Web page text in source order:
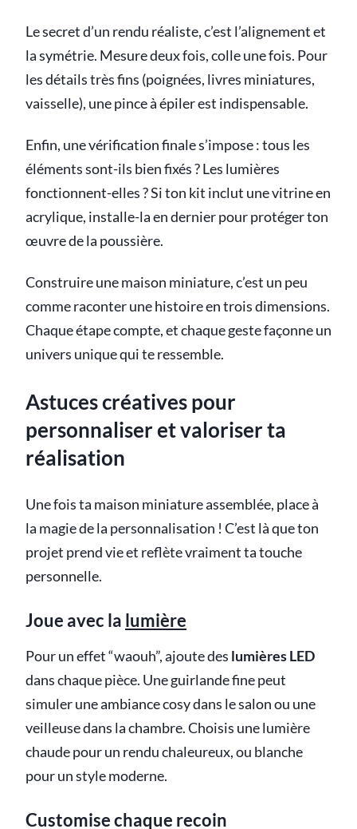
Le secret d’un rendu réaliste, c’est l’alignement et
la symétrie. Mesure deux fois, colle une fois. Pour
les détails très fins (poignées, livres miniatures,
vaisselle), une pince à épiler est indispensable.
Enfin, une vérification finale s’impose : tous les
éléments sont-ils bien fixés ? Les lumières
fonctionnent-elles ? Si ton kit inclut une vitrine en
acrylique, installe-la en dernier pour protéger ton
œuvre de la poussière.
Construire une maison miniature, c’est un peu
comme raconter une histoire en trois dimensions.
Chaque étape compte, et chaque geste façonne un
univers unique qui te ressemble.
Astuces créatives pour
personnaliser et valoriser ta
réalisation
Une fois ta maison miniature assemblée, place à
la magie de la personnalisation ! C’est là que ton
projet prend vie et reflète vraiment ta touche
personnelle.
Joue avec la lumière
Pour un effet “waouh”, ajoute des lumières LED
dans chaque pièce. Une guirlande fine peut
simuler une ambiance cosy dans le salon ou une
veilleuse dans la chambre. Choisis une lumière
chaude pour un rendu chaleureux, ou blanche
pour un style moderne.
Customise chaque recoin